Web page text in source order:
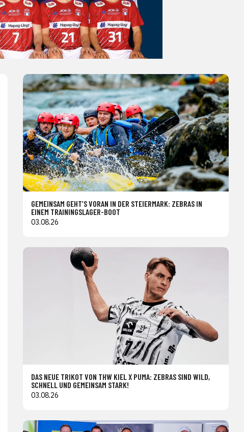
GEMEINSAM GEHT’S VORAN IN DER STEIERMARK: ZEBRAS IN
EINEM TRAININGSLAGER-BOOT
03.08.26
DAS NEUE TRIKOT VON THW KIEL X PUMA: ZEBRAS SIND WILD,
SCHNELL UND GEMEINSAM STARK!
03.08.26